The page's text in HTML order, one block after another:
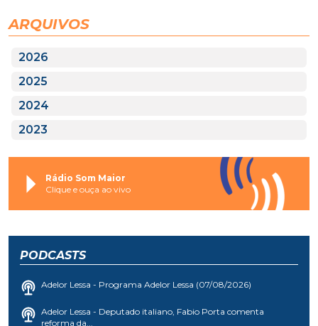
ARQUIVOS
2026
2025
2024
2023
Rádio Som Maior
Clique e ouça ao vivo
PODCASTS
Adelor Lessa - Programa Adelor Lessa (07/08/2026)
Adelor Lessa - Deputado italiano, Fabio Porta comenta
reforma da...